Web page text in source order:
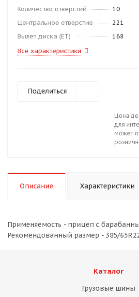
Количество отверстий
10
Центральное отверстие
221
Вылет диска (ЕТ)
168
Все характеристики
Поделиться
Цена
для
может
Описание Характеристики
Применяемость - прицеп с
Рекомендованный размер - 385/
Каталог
Грузовые шины